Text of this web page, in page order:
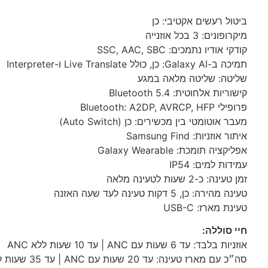
ביטול רעשים אקטיבי: כן
מיקרופונים: 3 בכל אוזנייה
קודקי אודיו נתמכים:
SSC, AAC, SBC
תמיכה ב-Galaxy AI: כן, כולל Live Translate ו-Interpreter
שליטה: שליטה מלאה במגע
קישוריות אלחוטית: Bluetooth 5.4
פרופילי Bluetooth: A2DP,
AVRCP, HFP
מעבר אוטומטי בין מכשירים: כן (Auto Switch)
איתור אוזניות: Samsung Find
אפליקציה תומכת: Galaxy Wearable
עמידות למים: IP54
זמן טעינה: כ-2 שעות לטעינה מלאה
טעינה מהירה: כן, 5 דקות טעינה לעד שעה האזנה
טעינת מארז:
USB-C
חיי סוללה:
אוזניות בלבד: עד 6 שעות עם
ANC | עד 10 שעות ללא
ANC
סה״כ עם מארז טעינה: עד 20 שעות עם
ANC | עד 35 שעות ללא